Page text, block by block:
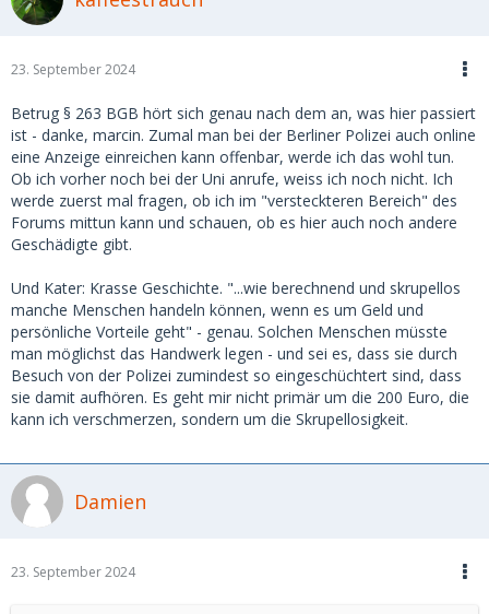
WhatsApp schrieb sie mir dann unverblümt, sie würde mir
Namen, ihre Adresse und sogar ihren Mietvertrag in meinen
Unterlagen hatte. Doch das schien sie keineswegs zu
beeindrucken. Ihre Reaktion war kühl und abweisend: Ich
solle froh sein, wenn ich überhaupt etwas von meinem Geld
zurückbekomme – und das frühestens in einem Jahr.
Daraufhin erstattete ich Anzeige und leitete ein
sendete ich eine Kopie an die Hausverwaltung. Nur kurze
Zeit später war das überwiesene Geld wieder auf meinem
Konto. Was ich damit verdeutlichen möchte, ist, dass sie fest
davon ausging, dass ich früher oder später aufgeben würde
– aus mildtätigen Gründen, weil ich nicht an den Erfolg
glaubte, oder aus welchen Motiven auch immer.
zumindest eine sehr ähnliche Masche – bereits unzählige
Male erfolgreich durchgezogen hat. Vielleicht entdeckst du
Parallelen zu deinen eigenen Erlebnissen. Es zeigt sich
immer wieder, wie berechnend und skrupellos manche
persönliche Vorteile geht.
23. September 2024
Betrug § 263 BGB hört sich genau nach dem an, was hier passiert
ist - danke, marcin. Zumal man bei der Berliner Polizei auch online
eine Anzeige einreichen kann offenbar, werde ich das wohl tun.
Ob ich vorher noch bei der Uni anrufe, weiss ich noch nicht. Ich
werde zuerst mal fragen, ob ich im "versteckteren Bereich" des
Forums mittun kann und schauen, ob es hier auch noch andere
Geschädigte gibt.
Und Kater: Krasse Geschichte. "...wie berechnend und skrupellos
manche Menschen handeln können, wenn es um Geld und
persönliche Vorteile geht" - genau. Solchen Menschen müsste
man möglichst das Handwerk legen - und sei es, dass sie durch
Besuch von der Polizei zumindest so eingeschüchtert sind, dass
sie damit aufhören. Es geht mir nicht primär um die 200 Euro, die
kann ich verschmerzen, sondern um die Skrupellosigkeit.
Damien
23. September 2024